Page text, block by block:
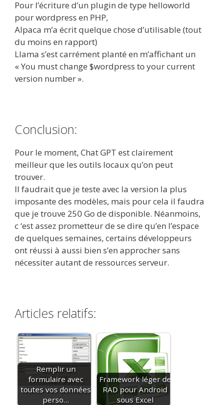
Pour l’écriture d’un plugin de type helloworld
pour wordpress en PHP,
Alpaca m’a écrit quelque chose d’utilisable (tout
du moins en rapport)
Llama s’est carrément planté en m’affichant un
« You must change $wordpress to your current
version number ».
Conclusion:
Pour le moment, Chat GPT est clairement
meilleur que les outils locaux qu’on peut
trouver.
Il faudrait que je teste avec la version la plus
imposante des modèles, mais pour cela il faudra
que je trouve 250 Go de disponible. Néanmoins,
c ‘est assez prometteur de se dire qu’en l’espace
de quelques semaines, certains développeurs
ont réussi à aussi bien s’en approcher sans
nécessiter autant de ressources serveur.
Articles relatifs:
Remplir un
formulaire avec
toutes vos données
perso…
Framework léger de
RAD pour Android
sous Excel